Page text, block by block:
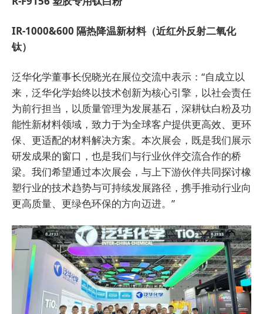
IR-1000&600 隔热降温新材料（近红外反射二氧化
钛）
泛华化学董事长倪晓光在展位交流中表示：“自成立以
来，泛华化学始终以技术创新为核心引擎，以社会责任
为前行担当，以质量管理为发展基石，深耕钛白粉及功
能性新材料领域，致力于为全球客户提供更高效、更环
保、更适配的材料解决方案。本次展会，既是我们展示
研发成果的窗口，也是我们与行业伙伴交流合作的桥
梁。我们希望通过本次展会，与上下游伙伴共同探讨橡
塑行业的技术趋势与可持续发展路径，携手推动行业向
更高质量、更绿色环保的方向迈进。”